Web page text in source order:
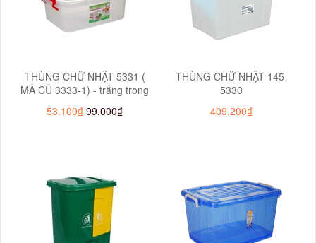
THÙNG CHỮ NHẬT 5331 (
MÃ CŨ 3333-1) - trắng trong
53.100₫ 99.000₫
THÙNG CHỮ NHẬT 145-
5330
409.200₫